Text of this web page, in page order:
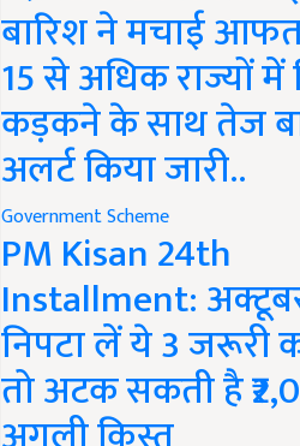
बारिश ने मचाई
15 से अधिक राज्यों
कड़कने के साथ तेज
अलर्ट किया जारी..
Government Scheme
PM Kisan 24th
Installment:
निपटा लें ये 3 जरूरी
तो अटक सकती है